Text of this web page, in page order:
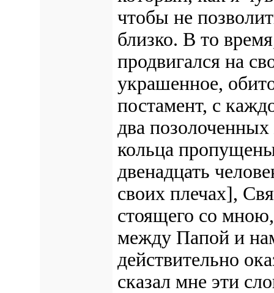
чтобы не
близко. В то
продвигался на
украшенное,
постамент, с
два
кольца
двенадцать
своих плечах],
стоящего со
между Папой и
действительно
сказал мне эти